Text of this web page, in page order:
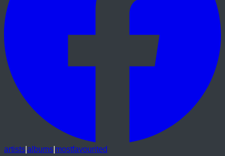
artists albums mostfavourited